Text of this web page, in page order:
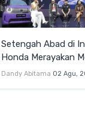
Setengah Abad di
Honda Merayakan
Perjalanan Lintas
Dandy Abitama 02 Agu,